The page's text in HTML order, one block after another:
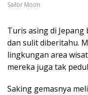
Sailor Moon
Turis asing di
dan sulit diberitahu.
lingkungan area
mereka juga tak
Saking gemasnya